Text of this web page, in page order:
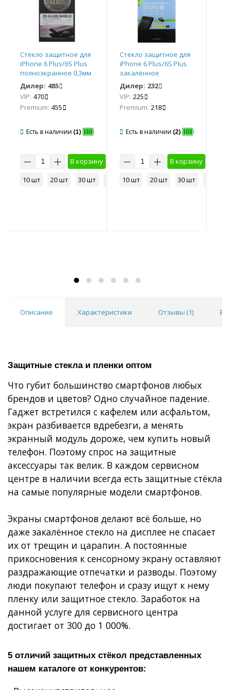
Стекло защитное для
iPhone 6 Plus/6S Plus
полноэкранное 0,3мм
3D (чёрный) Remax *
Дилер: 485
VIP: 470
Premium: 455
Есть в наличии (1)
В корзину
10 шт
20 шт 30 шт 50 шт
Стекло защитное для
iPhone 6 Plus/6S Plus
закалённое
полноэкранное
0,15мм 3D (чёрный)
Hoco*
Дилер: 232
VIP: 225
Premium: 218
Есть в наличии (2)
В корзину
10 шт
20 шт 30 шт
Описание Характеристики Отзывы (1)
Защитные стекла и пленки оптом
Что губит большинство смартфонов любых
брендов и цветов? Одно случайное падение.
Гаджет встретился с кафелем или асфальтом,
экран разбивается вдребезги, а менять
экранный модуль дороже, чем купить новый
телефон. Поэтому спрос на защитные
аксессуары так велик. В каждом сервисном
центре в наличии всегда есть защитные стёкла
на самые популярные модели смартфонов.
Экраны смартфонов делают всё больше, но
даже закалённое стекло на дисплее не спасает
их от трещин и царапин. А постоянные
прикосновения к сенсорному экрану оставляют
раздражающие отпечатки и разводы. Поэтому
люди покупают телефон и сразу ищут к нему
пленку или защитное стекло. Заработок на
данной услуге для сервисного центра
достигает от 300 до 1 000%.
5 отличий защитных стёкол представленных
нашем каталоге от конкурентов: